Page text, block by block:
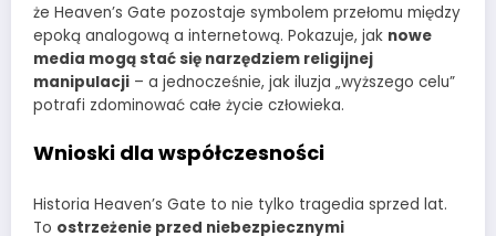
że Heaven’s Gate pozostaje symbolem przełomu między
epoką analogową a internetową. Pokazuje, jak nowe
media mogą stać się narzędziem religijnej
manipulacji – a jednocześnie, jak iluzja „wyższego celu”
potrafi zdominować całe życie człowieka.
Wnioski dla współczesności
Historia Heaven’s Gate to nie tylko tragedia sprzed lat.
To ostrzeżenie przed niebezpiecznymi